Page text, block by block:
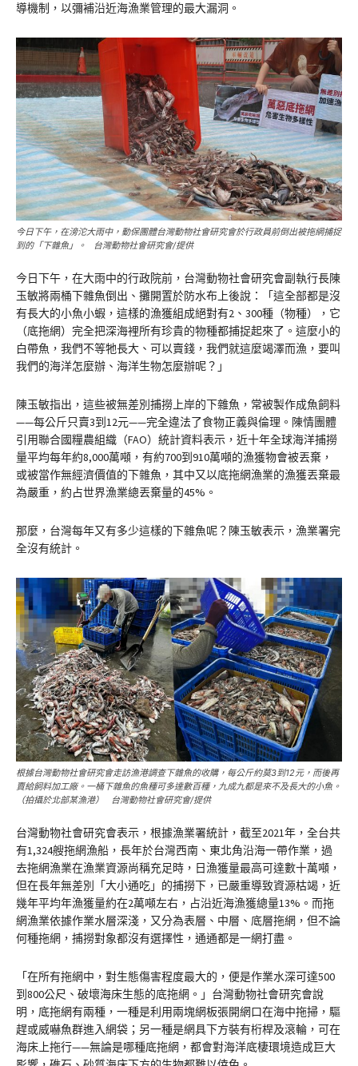
導機制，以彌補沿近海漁業管理的最大漏洞。
今日下午，在滂沱大雨中，動保團體台灣動物社會研究會於行政員前倒出被拖網捕捉
到的「下雜魚」。 台灣動物社會研究會/提供
今日下午，在大雨中的行政院前，台灣動物社會研究會副執行長陳
玉敏將兩桶下雜魚倒出、攤開置於防水布上後說：「這全部都是沒
有長大的小魚小蝦，這樣的漁獲組成絕對有2、300種（物種），它
（底拖網）完全把深海裡所有珍貴的物種都捕捉起來了。這麼小的
白帶魚，我們不等牠長大、可以賣錢，我們就這麼竭澤而漁，要叫
我們的海洋怎麼辦、海洋生物怎麼辦呢？」
陳玉敏指出，這些被無差別捕撈上岸的下雜魚，常被製作成魚飼料
——每公斤只賣3到12元——完全違法了食物正義與倫理。陳情團體
引用聯合國糧農組織（FAO）統計資料表示，近十年全球海洋捕撈
量平均每年約8,000萬噸，有約700到910萬噸的漁獲物會被丟棄，
或被當作無經濟價值的下雜魚，其中又以底拖網漁業的漁獲丟棄最
為嚴重，約占世界漁業總丟棄量的45%。
那麼，台灣每年又有多少這樣的下雜魚呢？陳玉敏表示，漁業署完
全沒有統計。
根據台灣動物社會研究會走訪漁港調查下雜魚的收購，每公斤約莫3到12元，而後再
賣給飼料加工廠。一桶下雜魚的魚種可多達數百種，九成九都是來不及長大的小魚。
（拍攝於北部某漁港） 台灣動物社會研究會/提供
台灣動物社會研究會表示，根據漁業署統計，截至2021年，全台共
有1,324艘拖網漁船，長年於台灣西南、東北角沿海一帶作業，過
去拖網漁業在漁業資源尚稱充足時，日漁獲量最高可達數十萬噸，
但在長年無差別「大小通吃」的捕撈下，已嚴重導致資源枯竭，近
幾年平均年漁獲量約在2萬噸左右，占沿近海漁獲總量13%。而拖
網漁業依據作業水層深淺，又分為表層、中層、底層拖網，但不論
何種拖網，捕撈對象都沒有選擇性，通通都是一網打盡。
「在所有拖網中，對生態傷害程度最大的，便是作業水深可達500
到800公尺、破壞海床生態的底拖網。」台灣動物社會研究會說
明，底拖網有兩種，一種是利用兩塊網板張開網口在海中拖掃，驅
趕或威嚇魚群進入網袋；另一種是網具下方裝有桁桿及滾輪，可在
海床上拖行——無論是哪種底拖網，都會對海洋底棲環境造成巨大